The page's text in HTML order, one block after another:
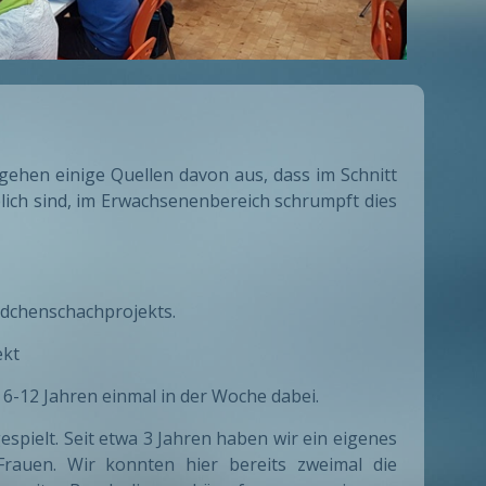
einige Quellen davon aus, dass im Schnitt
sind, im Erwachsenenbereich schrumpft dies
Jahren einmal in der Woche dabei.
Seit etwa 3 Jahren haben wir ein eigenes
Wir konnten hier bereits zweimal die